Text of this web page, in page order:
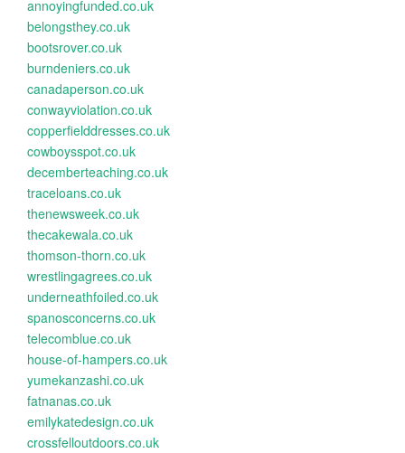
annoyingfunded.co.uk
belongsthey.co.uk
bootsrover.co.uk
burndeniers.co.uk
canadaperson.co.uk
conwayviolation.co.uk
copperfielddresses.co.uk
cowboysspot.co.uk
decemberteaching.co.uk
traceloans.co.uk
thenewsweek.co.uk
thecakewala.co.uk
thomson-thorn.co.uk
wrestlingagrees.co.uk
underneathfoiled.co.uk
spanosconcerns.co.uk
telecomblue.co.uk
house-of-hampers.co.uk
yumekanzashi.co.uk
fatnanas.co.uk
emilykatedesign.co.uk
crossfelloutdoors.co.uk